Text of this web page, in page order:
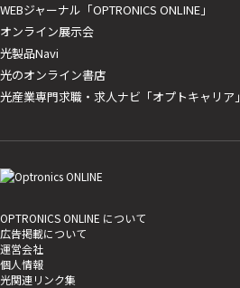
WEBジャーナル「OPTRONICS ONLINE」
オンライン展示会
光製品Navi
光のオンライン書店
光産業専門求職・求人ナビ「オプトキャリア」
OPTRONICS ONLINE について
広告掲載について
運営会社
個人情報
光関連リンク集